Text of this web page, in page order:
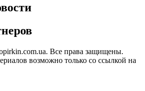
Все права защищены.
возможно только со ссылкой на